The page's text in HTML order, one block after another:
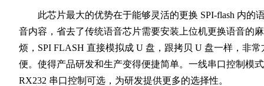
此芯片最大的优势在于能够灵活的更换 SPI-flash 内的
音内容，省去了传统语音芯片需要安装上位机更换语音的麻
烦，SPI FLASH 直接模拟成 U 盘，跟拷贝 U 盘一样，非常
便。使得产品研发和生产变得便捷简单。一线串口控制模
RX232 串口控制可选，为研发提供更多的选择性。